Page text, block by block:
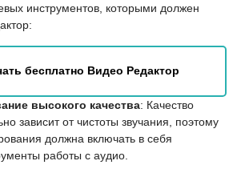
инструментов, которыми должен
бесплатно Видео Редактор
высокого качества: Качество
зависит от чистоты звучания, поэтому
должна включать в себя
работы с аудио.